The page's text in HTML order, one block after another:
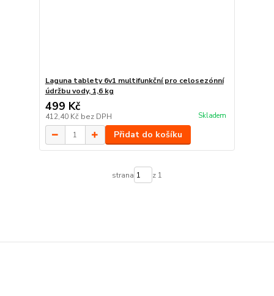
Laguna tablety 6v1 multifunkční pro celosezónní
údržbu vody, 1,6 kg
499 Kč
412,40 Kč bez DPH Skladem
Přidat do košíku
strana z 1